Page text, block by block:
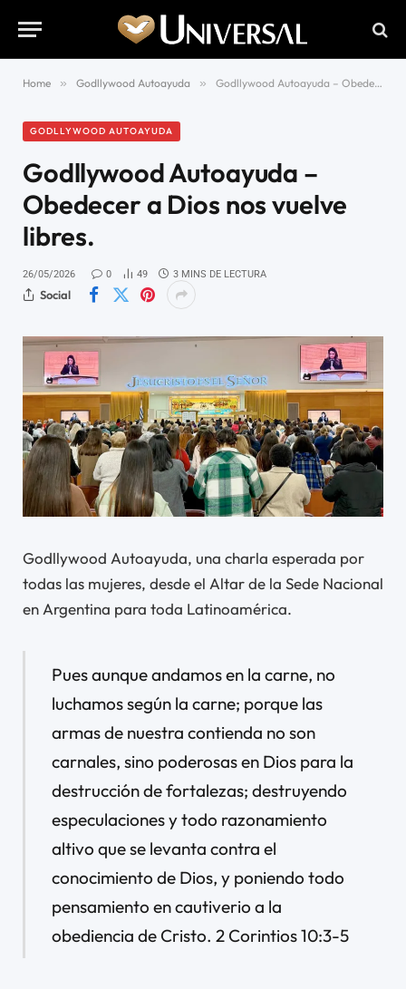
Home » Godllywood Autoayuda » Godllywood Autoayuda – Obedecer a Dios nos vuelve libres.
GODLLYWOOD AUTOAYUDA
Godllywood Autoayuda –
Obedecer a Dios nos vuelve
libres.
26/05/2026 0 49 3 MINS DE LECTURA
Social
Godllywood Autoayuda, una charla esperada por
todas las mujeres, desde el Altar de la Sede Nacional
en Argentina para toda Latinoamérica.
Pues aunque andamos en la carne, no
luchamos según la carne; porque las
armas de nuestra contienda no son
carnales, sino poderosas en Dios para la
destrucción de fortalezas; destruyendo
especulaciones y todo razonamiento
altivo que se levanta contra el
conocimiento de Dios, y poniendo todo
pensamiento en cautiverio a la
obediencia de Cristo. 2 Corintios 10:3-5